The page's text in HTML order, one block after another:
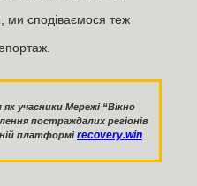
ми сподіваємося теж
учасники Мережі “Вікно
постраждалих регіонів
платформіrecovery.win